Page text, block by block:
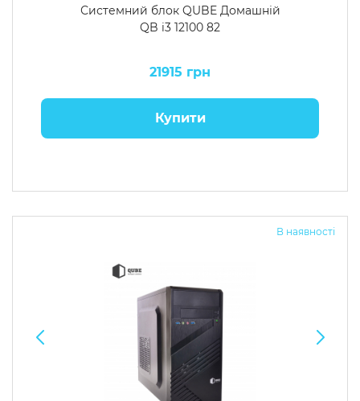
Системний блок QUBE Домашній
QB i3 12100 82
21915 грн
Купити
В наявності